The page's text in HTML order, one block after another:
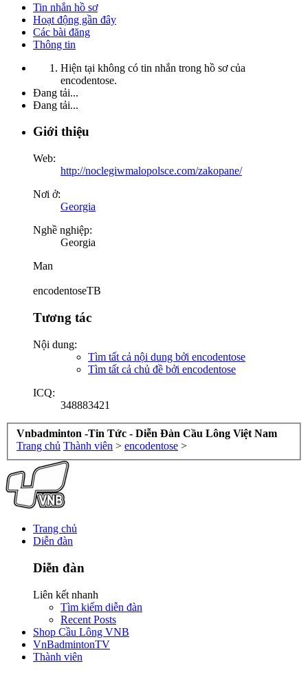
Tin nhắn hồ sơ
Hoạt động gần đây
Các bài đăng
Thông tin
Hiện tại không có tin nhắn trong hồ sơ của
encodentose.
Đang tải...
Đang tải...
Giới thiệu
Web:
http://noclegiwmalopolsce.com/zakopane/
Nơi ở:
Georgia
Nghề nghiệp:
Georgia
Man
encodentoseTB
Tương tác
Nội dung:
Tìm tất cả nội dung bởi encodentose
Tìm tất cả chủ đề bởi encodentose
ICQ:
348883421
Vnbadminton -Tin Tức - Diễn Đàn Cầu Lông Việt Nam
Trang chủ Thành viên > encodentose >
Trang chủ
Diễn đàn
Diễn đàn
Liên kết nhanh
Tìm kiếm diễn đàn
Recent Posts
Shop Cầu Lông VNB
VnBadmintonTV
Thành viên